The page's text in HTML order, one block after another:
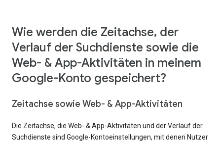
Wie werden die Zeitachse, der
Verlauf der Suchdienste sowie die
Web- & App-Aktivitäten in meinem
Google-Konto gespeichert?
Zeitachse sowie Web- & App-Aktivitäten
Die Zeitachse, die Web- & App-Aktivitäten und der Verlauf der
Suchdienste sind Google-Kontoeinstellungen, mit denen Nutzer